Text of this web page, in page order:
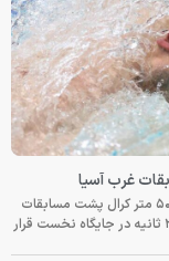
هومر عباسی، شناگر تیم ملی ایران، در دور مقدماتی ماده ۵۰ متر کرال پشت مسابقات